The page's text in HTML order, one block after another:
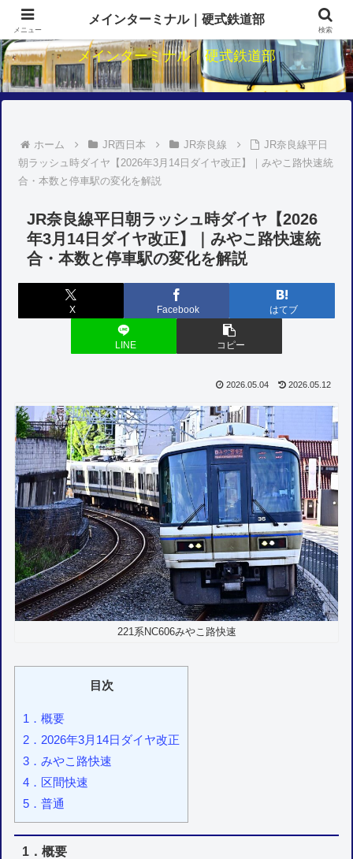
関西鉄道のダイヤ・駅・路線研究
メインターミナル｜硬式鉄道部
ホーム JR西日本 JR奈良線
JR奈良線平日
朝ラッシュ時ダイヤ【2026年3月14日ダイヤ改正】｜みやこ路快速統
合・本数と停車駅の変化を解説
JR奈良線平日朝ラッシュ時ダイヤ【2026
年3月14日ダイヤ改正】｜みやこ路快速統
合・本数と停車駅の変化を解説
X Facebook はてブ
LINE コピー
2026.05.04 2026.05.12
221系NC606みやこ路快速
目次
1．概要
2．2026年3月14日ダイヤ改正
3．みやこ路快速
4．区間快速
5．普通
1．概要
メニュー
メインターミナル｜硬式鉄道部
検索